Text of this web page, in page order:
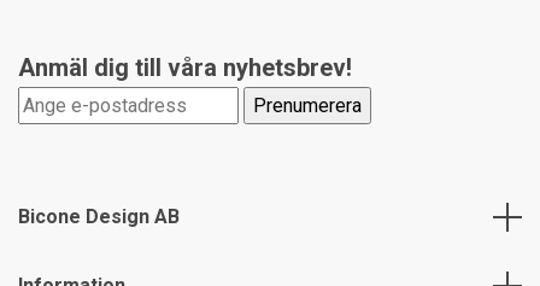
Anmäl dig till våra nyhetsbrev!
Bicone Design AB